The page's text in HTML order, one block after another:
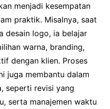
menjadi kesempatan
praktik. Misalnya, saat
desain logo, ia belajar
warna, branding,
dengan klien. Proses
juga membantu dalam
seperti revisi yang
serta manajemen waktu